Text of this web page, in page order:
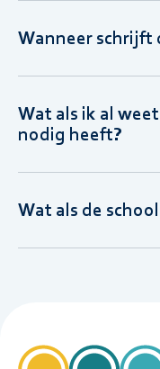
Wanneer schrijft
Wat als ik al
nodig heeft?
Wat als de